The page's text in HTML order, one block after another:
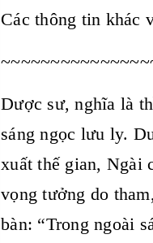
Các thông tin khác
Dược sư, nghĩa là
sáng ngọc lưu ly.
xuất thế gian, Ngài
vọng tưởng do
bàn: “Trong ngoài